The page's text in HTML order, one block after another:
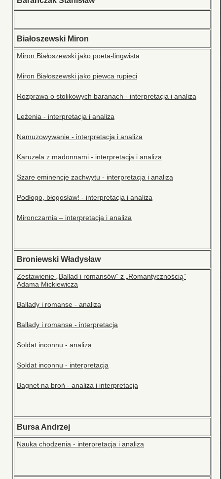
Białoszewski Miron
Miron Białoszewski jako poeta-lingwista
Miron Białoszewski jako piewca rupieci
Rozprawa o stolikowych baranach - interpretacja i analiza
Leżenia - interpretacja i analiza
Namuzowywanie - interpretacja i analiza
Karuzela z madonnami - interpretacja i analiza
Szare eminencje zachwytu - interpretacja i analiza
Podłogo, błogosław! - interpretacja i analiza
Mironczarnia – interpretacja i analiza
Broniewski Władysław
Zestawienie „Ballad i romansów” z „Romantycznością”
Adama Mickiewicza
Ballady i romanse - analiza
Ballady i romanse - interpretacja
Soldat inconnu - analiza
Soldat inconnu - interpretacja
Bagnet na broń - analiza i interpretacja
Bursa Andrzej
Nauka chodzenia - interpretacja i analiza